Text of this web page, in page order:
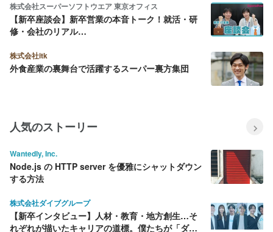
株式会社スーパーソフトウエア 東京オフィス
【新卒座談会】新卒営業の本音トーク！就活・研
修・会社のリアル…
株式会社itk
外食産業の裏舞台で活躍するスーパー裏方集団
人気のストーリー
Wantedly, Inc.
Node.js の HTTP server を優雅にシャットダウン
する方法
株式会社ダイブグループ
【新卒インタビュー】人材・教育・地方創生…そ
れぞれが描いたキャリアの道標。僕たちが「ダイ